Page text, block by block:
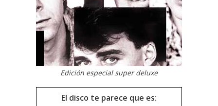
Edición especial super deluxe
El disco te parece que es: